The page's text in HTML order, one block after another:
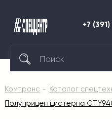
+7
Комтранс Каталог
Полуприцеп цистерна